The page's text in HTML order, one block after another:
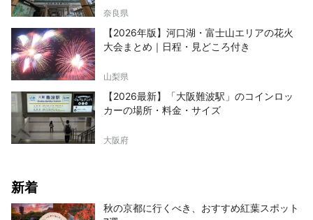
奈良県
【2026年版】河口湖・富士山エリアの花火
大会まとめ｜日程・見どころ付き
山梨県
【2026最新】「大阪難波駅」のコインロッ
カーの場所・料金・サイズ
大阪府
新着
秋の京都に行くべき、おすすめ紅葉スポット